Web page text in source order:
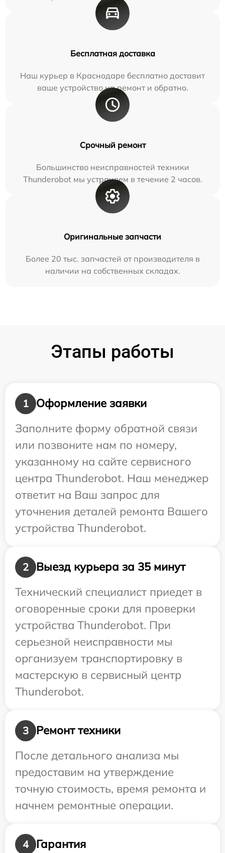
Бесплатная доставка
Наш курьер в Краснодаре бесплатно доставит
ваше устройство на ремонт и обратно.
Срочный ремонт
Большинство неисправностей техники
Thunderobot мы устраняем в течение 2 часов.
Оригинальные запчасти
Более 20 тыс. запчастей от производителя в
наличии на собственных складах.
Этапы работы
1
Оформление заявки
Заполните форму обратной связи
или позвоните нам по номеру,
указанному на сайте сервисного
центра Thunderobot. Наш менеджер
ответит на Ваш запрос для
уточнения деталей ремонта Вашего
устройства Thunderobot.
2
Выезд курьера за 35 минут
Технический специалист приедет в
оговоренные сроки для проверки
устройства Thunderobot. При
серьезной неисправности мы
организуем транспортировку в
мастерскую в сервисный центр
Thunderobot.
3
Ремонт техники
После детального анализа мы
предоставим на утверждение
точную стоимость, время ремонта и
начнем ремонтные операции.
4 Гарантия